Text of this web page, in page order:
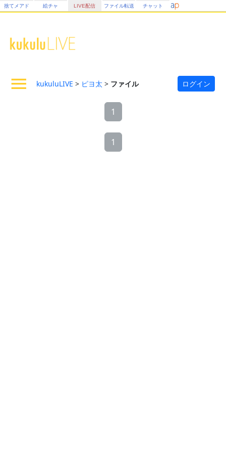
捨てメアド 絵チャ LIVE配信 ファイル転送 チャット
kukuluLIVE > ピヨ太 > ファイル ログイン
1
1